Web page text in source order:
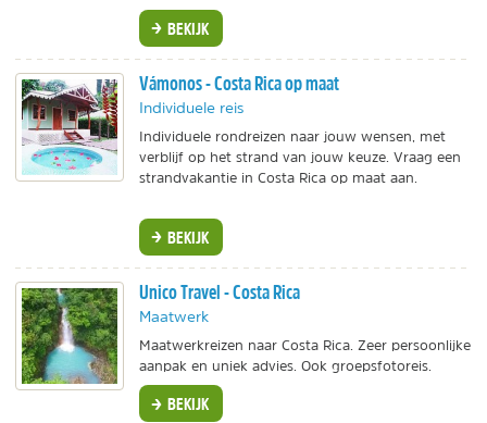
BEKIJK
Vámonos - Costa Rica op maat
Individuele reis
Individuele rondreizen naar jouw wensen, met
verblijf op het strand van jouw keuze. Vraag een
strandvakantie in Costa Rica op maat aan.
BEKIJK
Unico Travel - Costa Rica
Maatwerk
Maatwerkreizen naar Costa Rica. Zeer persoonlijke
aanpak en uniek advies. Ook groepsfotoreis.
BEKIJK